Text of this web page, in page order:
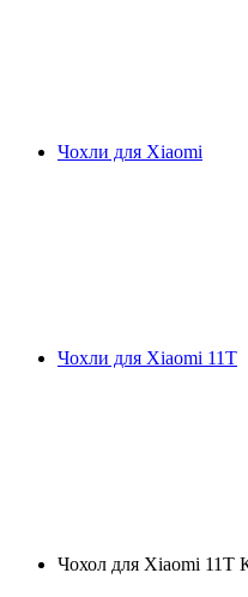
Чохли для Xiaomi
Чохли для Xiaomi 11T
Чохол для Xiaomi 11T